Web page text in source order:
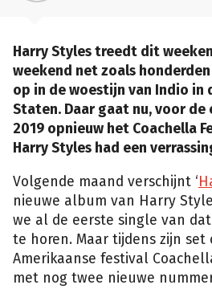
Harry Styles treedt dit
weekend net zoals
op in de woestijn van Indio in
Staten. Daar gaat nu, voor de
2019 opnieuw het Coachella
Harry Styles had een
Volgende maand verschijnt ‘
nieuwe album van Harry
we al de eerste single van
te horen. Maar tijdens zijn set
Amerikaanse festival
met nog twee nieuwe